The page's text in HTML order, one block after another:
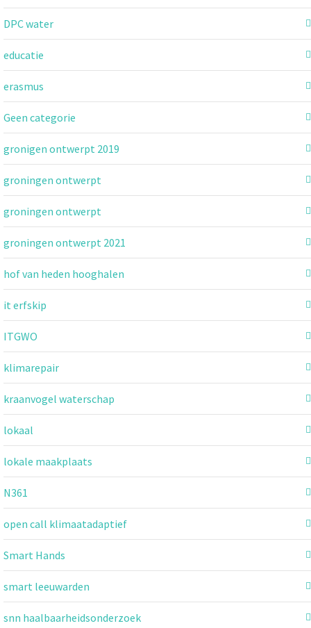
DPC water
educatie
erasmus
Geen categorie
gronigen ontwerpt 2019
groningen ontwerpt
groningen ontwerpt
groningen ontwerpt 2021
hof van heden hooghalen
it erfskip
ITGWO
klimarepair
kraanvogel waterschap
lokaal
lokale maakplaats
N361
open call klimaatadaptief
Smart Hands
smart leeuwarden
snn haalbaarheidsonderzoek